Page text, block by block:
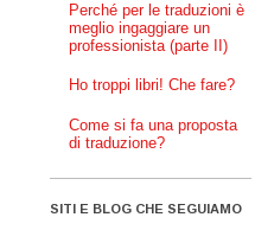
Perché per le traduzioni è
meglio ingaggiare un
professionista (parte II)
Ho troppi libri! Che fare?
Come si fa una proposta
di traduzione?
SITI E BLOG CHE SEGUIAMO